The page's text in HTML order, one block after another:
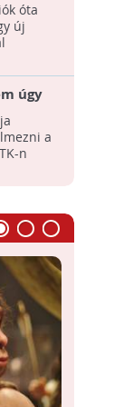
óta
új
úgy
a
n